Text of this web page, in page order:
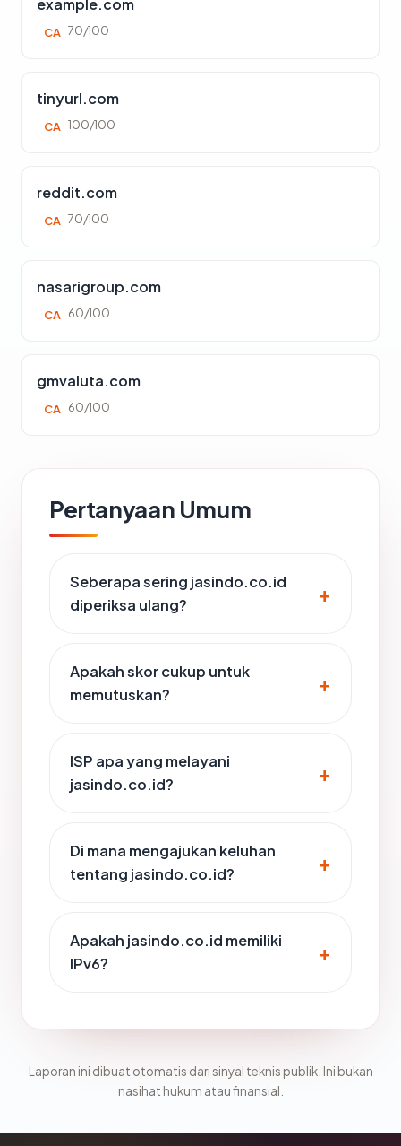
example.com
CA 70/100
tinyurl.com
CA 100/100
reddit.com
CA 70/100
nasarigroup.com
CA 60/100
gmvaluta.com
CA 60/100
Pertanyaan Umum
Seberapa sering jasindo.co.id
diperiksa ulang?
Apakah skor cukup untuk
memutuskan?
ISP apa yang melayani
jasindo.co.id?
Di mana mengajukan keluhan
tentang jasindo.co.id?
Apakah jasindo.co.id memiliki
IPv6?
Laporan ini dibuat otomatis dari sinyal teknis publik. Ini bukan
nasihat hukum atau finansial.